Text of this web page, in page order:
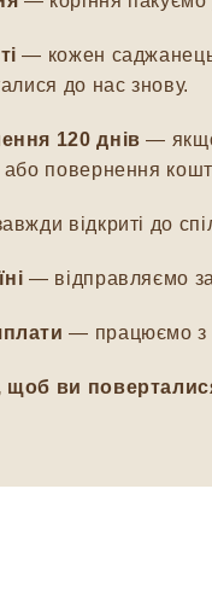
— кожен саджанець
до нас знову.
120 днів —
повернення
відкриті до
— відправляємо
— працюємо з
ви